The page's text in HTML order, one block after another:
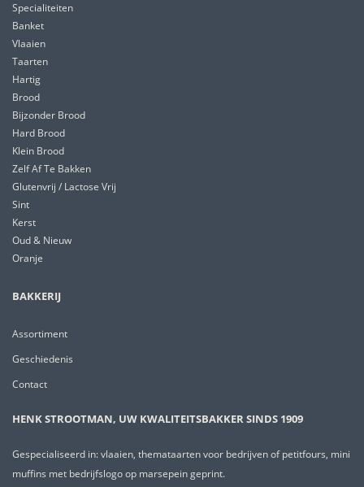
Specialiteiten
Banket
Vlaaien
Taarten
Hartig
Brood
Bijzonder Brood
Hard Brood
Klein Brood
Zelf Af Te Bakken
Glutenvrij / Lactose Vrij
Sint
Kerst
Oud & Nieuw
Oranje
BAKKERIJ
Assortiment
Geschiedenis
Contact
HENK STROOTMAN, UW KWALITEITSBAKKER SINDS 1909
Gespecialiseerd in: vlaaien, themataarten voor bedrijven of petitfours, mini
muffins met bedrijfslogo op marsepein geprint.